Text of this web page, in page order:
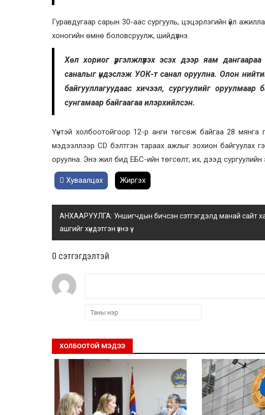
Гуравдугаар сарын 30-аас сургууль, цэцэрлэгийн үйл
хоногийн өмнө боловсруулж, шийдүүлнэ.
Хөл хориог үргэлжлүүлэх эсэх дээр яам дангаараа
саналыг үндэслэж УОК-т санал оруулна. Олон
байгууллагуудаас хичээл, сургуулийг
сунгамаар байгаагаа илэрхийлсэн.
Үүнтэй холбоотойгоор 12-р анги төгсөж байгаа 28 мянга
мэдээллээр CD бэлтгэн тараах ажлыг зохион байгуулах
оруулна. Энэ жил бид ЕБС-ийн төгсөлт, их, дээд сургуулийн
Хуваалцах Жиргэх
АНХААРУУЛГА: Уншигчдын бичсэн сэтгэгдэлд манай сайт
ашгийг хүндэтгэн үзнэ үү.
0 cэтгэгдэлтэй
ХОЛБООТОЙ МЭДЭЭ